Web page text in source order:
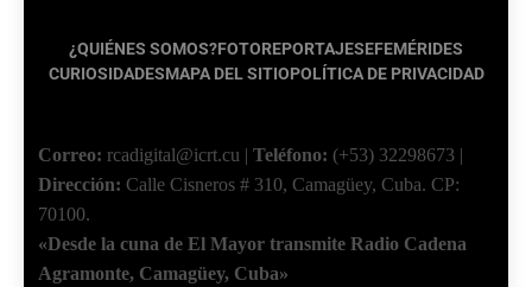
¿QUIÉNES SOMOS?FOTOREPORTAJESEFEMÉRIDES
CURIOSIDADESMAPA DEL SITIOPOLÍTICA DE PRIVACIDAD
Correo: rcadigital@icrt.cu | Teléfono: (+53) 32298673 |
Dirección: Calle Cisneros # 310, Camagüey, Cuba. CP:
70100.
«Desde la cuna de El Mayor transmite Radio Cadena
Agramonte, Camagüey, Cuba»